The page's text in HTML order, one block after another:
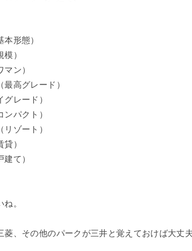
本形態）
）
ン）
最高グレード）
グレード）
ンパクト）
リゾート）
）
て）
。
菱、その他のパークが三井と覚えておけば大丈